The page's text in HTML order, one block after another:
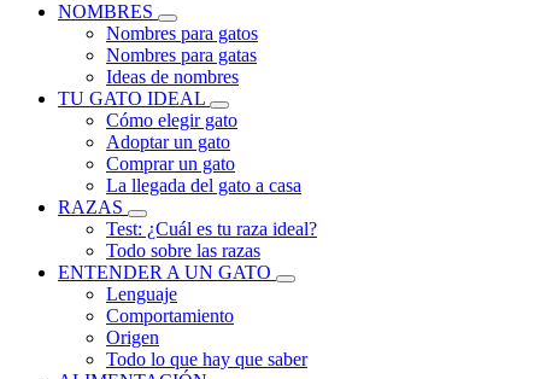
NOMBRES
Nombres para gatos
Nombres para gatas
Ideas de nombres
TU GATO IDEAL
Cómo elegir gato
Adoptar un gato
Comprar un gato
La llegada del gato a casa
RAZAS
Test: ¿Cuál es tu raza ideal?
Todo sobre las razas
ENTENDER A UN GATO
Lenguaje
Comportamiento
Origen
Todo lo que hay que saber